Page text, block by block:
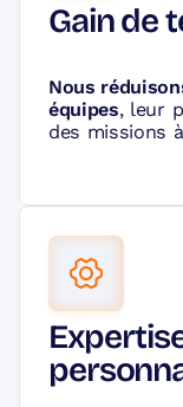
Gain de
Nous
équipes, leur
des missions